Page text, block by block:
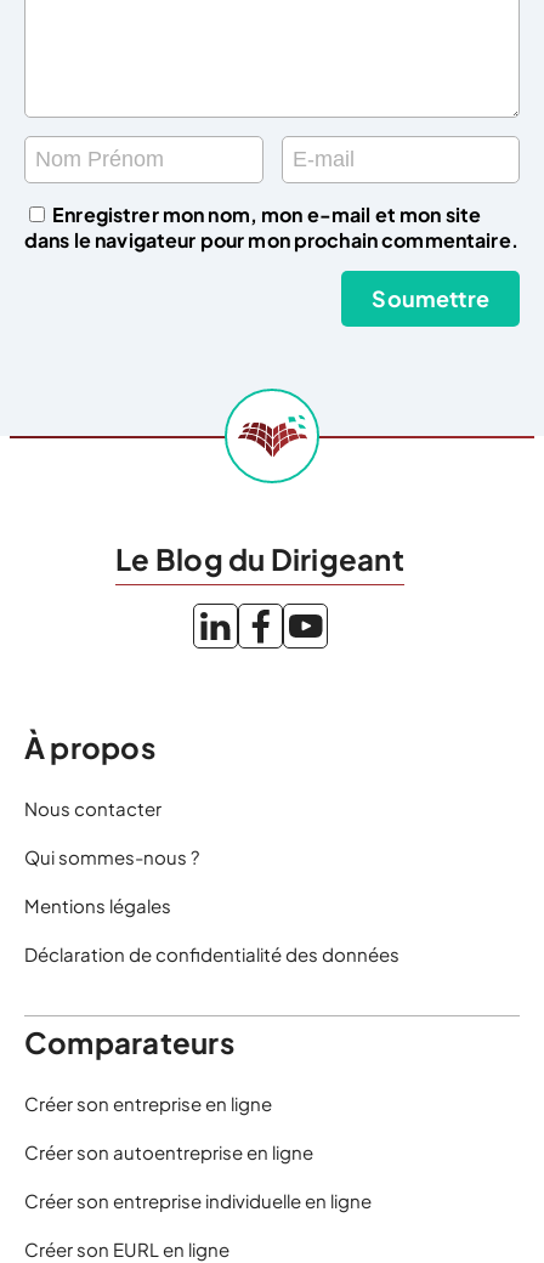
Enregistrer mon nom, mon e-mail et mon site
dans le navigateur pour mon prochain commentaire.
Le Blog du Dirigeant
À propos
Nous contacter
Qui sommes-nous ?
Mentions légales
Déclaration de confidentialité des données
Comparateurs
Créer son entreprise en ligne
Créer son autoentreprise en ligne
Créer son entreprise individuelle en ligne
Créer son EURL en ligne